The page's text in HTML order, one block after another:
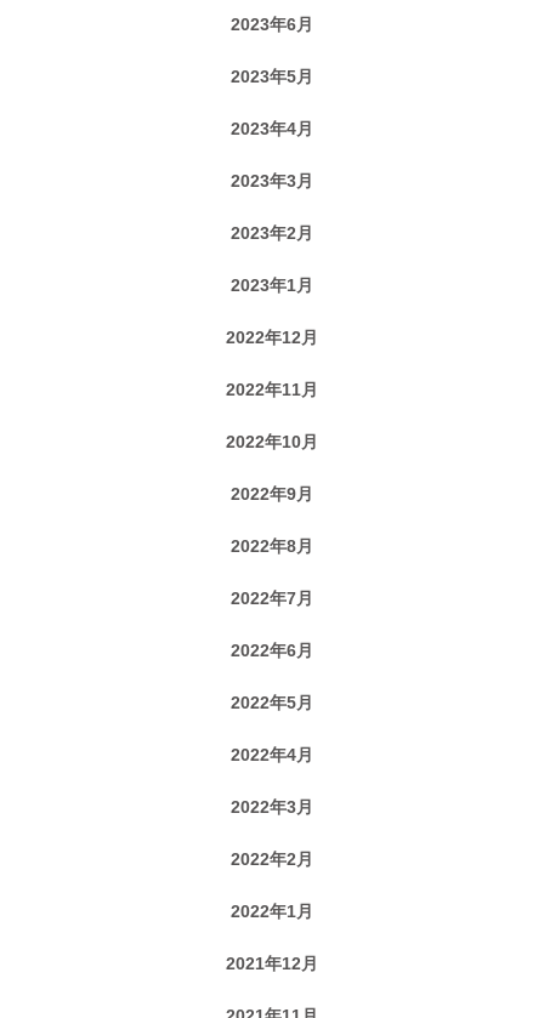
2023年6月
2023年5月
2023年4月
2023年3月
2023年2月
2023年1月
2022年12月
2022年11月
2022年10月
2022年9月
2022年8月
2022年7月
2022年6月
2022年5月
2022年4月
2022年3月
2022年2月
2022年1月
2021年12月